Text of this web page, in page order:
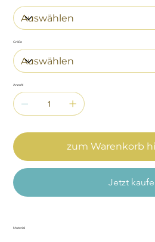
Größe
Anzahl
zum Warenkorb
Jetzt
Material